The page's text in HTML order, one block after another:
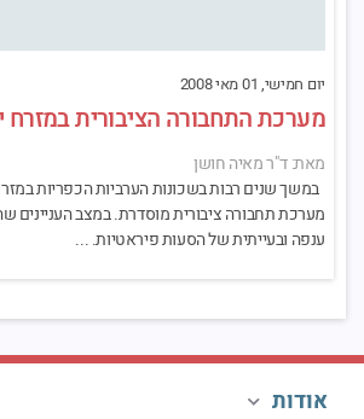
יום חמישי, 01 מאי 2008
מערכת התחבורה הציבורית במזרח
מאת: ד"ר מאיה חושן
במשך שנים רבות בשכונות הערביות הכפריות
מערכת תחבורה ציבורית מוסדרת. במצב העניינים
ענפה ובעייתית של הסעות פיראטיות. ...
אודות